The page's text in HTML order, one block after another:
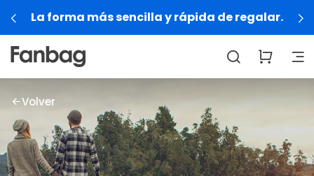
La forma más sencilla y rápida de regalar.
Volver